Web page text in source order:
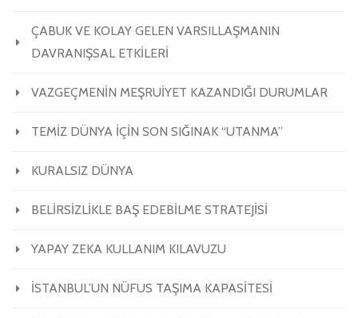
ÇABUK VE KOLAY GELEN VARSILLAŞMANIN
DAVRANIŞSAL ETKİLERİ
VAZGEÇMENİN MEŞRUİYET KAZANDIĞI DURUMLAR
TEMİZ DÜNYA İÇİN SON SIĞINAK “UTANMA”
KURALSIZ DÜNYA
BELİRSİZLİKLE BAŞ EDEBİLME STRATEJİSİ
YAPAY ZEKA KULLANIM KILAVUZU
İSTANBUL’UN NÜFUS TAŞIMA KAPASİTESİ